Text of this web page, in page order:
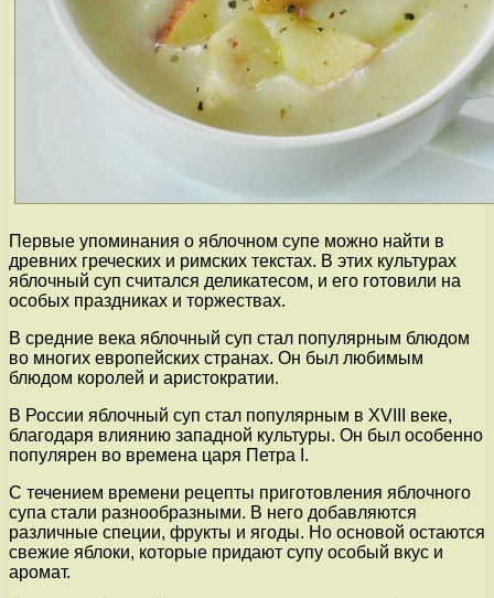
Первые упоминания о яблочном супе можно найти в
древних греческих и римских текстах. В этих культурах
яблочный суп считался деликатесом, и его готовили на
особых праздниках и торжествах.
В средние века яблочный суп стал популярным блюдом
во многих европейских странах. Он был любимым
блюдом королей и аристократии.
В России яблочный суп стал популярным в XVIII веке,
благодаря влиянию западной культуры. Он был особенно
популярен во времена царя Петра I.
С течением времени рецепты приготовления яблочного
супа стали разнообразными. В него добавляются
различные специи, фрукты и ягоды. Но основой остаются
свежие яблоки, которые придают супу особый вкус и
аромат.